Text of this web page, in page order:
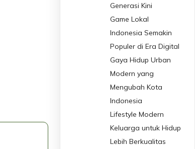
Generasi Kini
Game Lokal
Indonesia Semakin
Populer di Era Digital
Gaya Hidup Urban
Modern yang
Mengubah Kota
Indonesia
Lifestyle Modern
Keluarga untuk Hidup
Lebih Berkualitas